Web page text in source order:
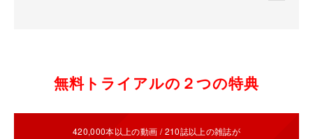
U-NEXTの31日間無料トライアルに登録。
無料トライアルの２つの特典
420,000本以上の動画 /210誌以上の雑誌が